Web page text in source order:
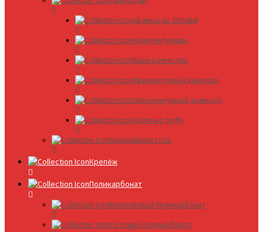
Дымоходы Schiedel
Комплектующие
Баки и регистры
Двухконтурный дымоход
Одноконтурный дымоход
Сетки на трубу
Гималайская соль
Крепёж
Поликарбонат
Монолитный поликарбонат
Сотовый поликарбонат